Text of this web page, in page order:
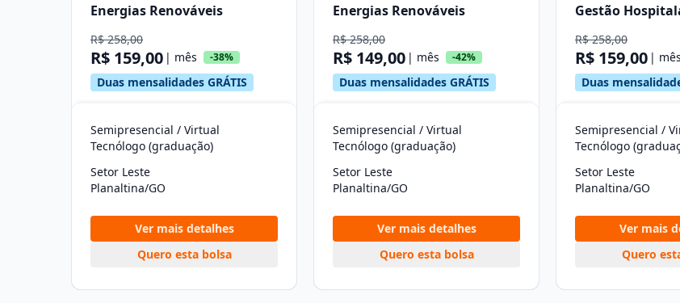
Energias Renováveis
R$ 258,00
R$ 159,00 | mês -38%
Duas mensalidades GRÁTIS
Semipresencial / Virtual
Tecnólogo (graduação)
Setor Leste
Planaltina/GO
Ver mais detalhes
Quero esta bolsa
Energias Renováveis
R$ 258,00
R$ 149,00 | mês -42%
Duas mensalidades GRÁTIS
Semipresencial / Virtual
Tecnólogo (graduação)
Setor Leste
Planaltina/GO
Ver mais detalhes
Quero esta bolsa
Gestão
R$ 258,00
R$ 159,00 | mês
Duas
Semipresencial /
Tecnólogo
Setor Leste
Planaltina/GO
Ver mais
Quero